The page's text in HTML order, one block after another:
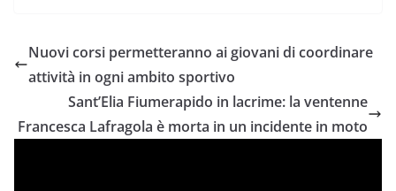
Nuovi corsi permetteranno ai giovani di coordinare
attività in ogni ambito sportivo
Sant’Elia Fiumerapido in lacrime: la ventenne
Francesca Lafragola è morta in un incidente in moto